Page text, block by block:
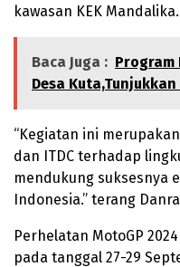
kawasan KEK Mandalika.
Baca Juga : Program
Desa
“Kegiatan ini
dan ITDC terhadap
mendukung suksesnya
Indonesia.” terang
Perhelatan MotoGP
pada tanggal 27-29